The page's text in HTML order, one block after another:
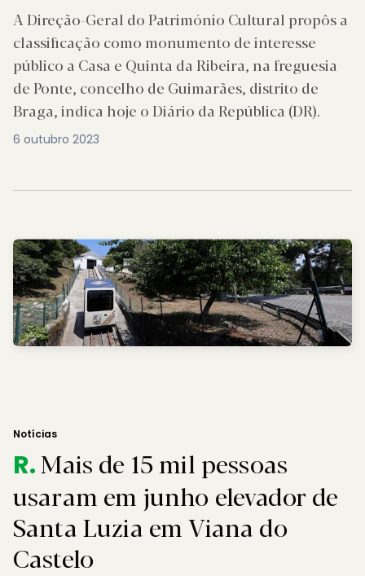
A Direção-Geral do Património Cultural propôs a
classificação como monumento de interesse
público a Casa e Quinta da Ribeira, na freguesia
de Ponte, concelho de Guimarães, distrito de
Braga, indica hoje o Diário da República (DR).
6 outubro 2023
Notícias
R.Mais de 15 mil pessoas
usaram em junho elevador de
Santa Luzia em Viana do
Castelo